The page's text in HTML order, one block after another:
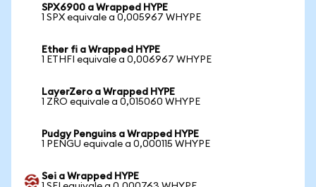
SPX6900 a Wrapped HYPE
1 SPX equivale a 0,005967 WHYPE
Ether fi a Wrapped HYPE
1 ETHFI equivale a 0,006967 WHYPE
LayerZero a Wrapped HYPE
1 ZRO equivale a 0,015060 WHYPE
Pudgy Penguins a Wrapped HYPE
1 PENGU equivale a 0,000115 WHYPE
Sei a Wrapped HYPE